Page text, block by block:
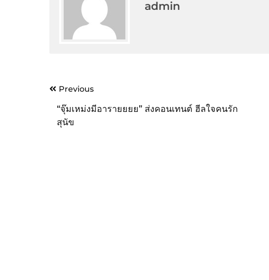
admin
PostPrevious
“จุ๊มเหม่งมีอารายยยย” ส่งคอนเทนต์ ฮีลใจคนรัก
สุนัข